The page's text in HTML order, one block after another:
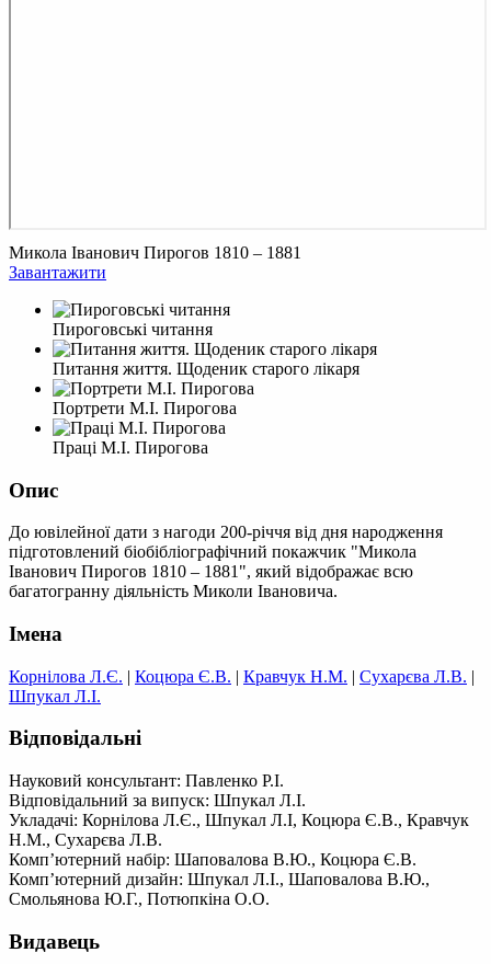
Микола Іванович Пирогов 1810 – 1881
Завантажити
Пироговські читання
Питання життя. Щоденик старого лікаря
Портрети М.І. Пирогова
Праці М.І. Пирогова
Опис
До ювілейної дати з нагоди 200-річчя від дня народження
підготовлений біобібліографічний покажчик "Микола
Іванович Пирогов 1810 – 1881", який відображає всю
багатогранну діяльність Миколи Івановича.
Імена
Корнілова Л.Є. | Коцюра Є.В. | Кравчук Н.М. | Сухарєва Л.В. |
Шпукал Л.І.
Відповідальні
Науковий консультант: Павленко Р.І.
Відповідальний за випуск: Шпукал Л.І.
Укладачі: Корнілова Л.Є., Шпукал Л.І, Коцюра Є.В., Кравчук
Н.М., Сухарєва Л.В.
Комп’ютерний набір: Шаповалова В.Ю., Коцюра Є.В.
Комп’ютерний дизайн: Шпукал Л.І., Шаповалова В.Ю.,
Смольянова Ю.Г., Потюпкіна О.О.
Видавець